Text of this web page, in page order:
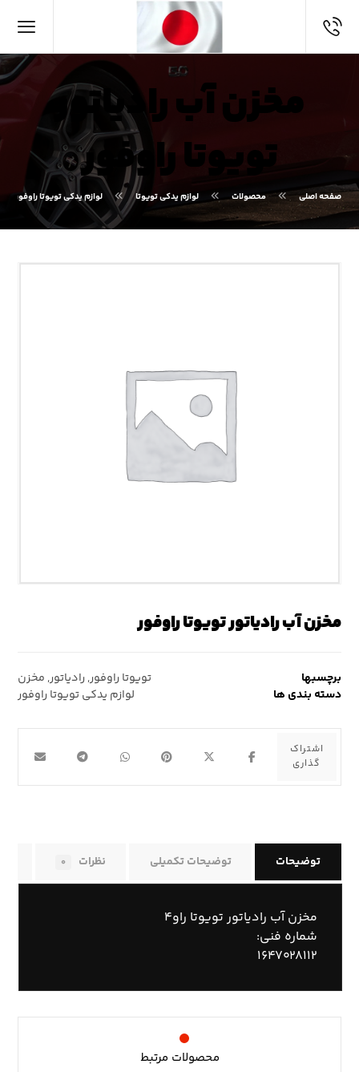
مخزن آب رادیاتور
تویوتا راوفور
صفحه اصلی محصولات لوازم یدکی تویوتا لوازم یدکی تویوتا راوفور
مخزن آب رادیاتور تویوتا راوفور
برچسبها تویوتا راوفور,رادیاتور, مخزن
دسته بندی ها
لوازم یدکی تویوتا راوفور
توضیحات توضیحات تکمیلی نظرات ۰
مخزن آب رادیاتور تویوتا راو۴
شماره فنی:
۱۶۴۷۰۲۸۱۱۲
محصولات مرتبط